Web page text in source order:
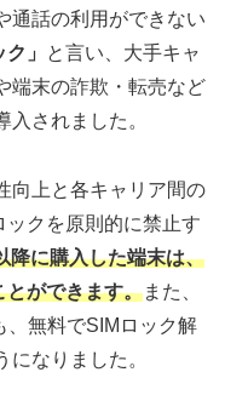
通話の利用ができない
」
と言い、大手キャ
端末の詐欺・転売など
されました。
向上と各キャリア間の
クを原則的に禁止す
降に購入した端末は、
とができます。また、
、無料でSIMロック解
なりました。